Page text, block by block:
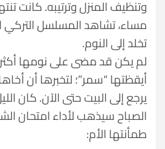
وتنظيف المنزل وترتيبه. كانت
مساء، تشاهد المسلسل التركي
تخلد إلى النوم.
لم يكن قد مضى على نومها
أيقظتها “سمر”؛ لتخبرها أن
يرجع إلى البيت حتى الآن. كان
الصباح سيذهب لأداء امتحان
طمأنتها الأم: